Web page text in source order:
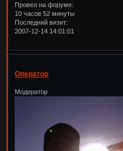
Провел на форуме:
10 часов 52 минуты
Последний визит:
2007-12-14 14:01:01
Оператор
Модератор